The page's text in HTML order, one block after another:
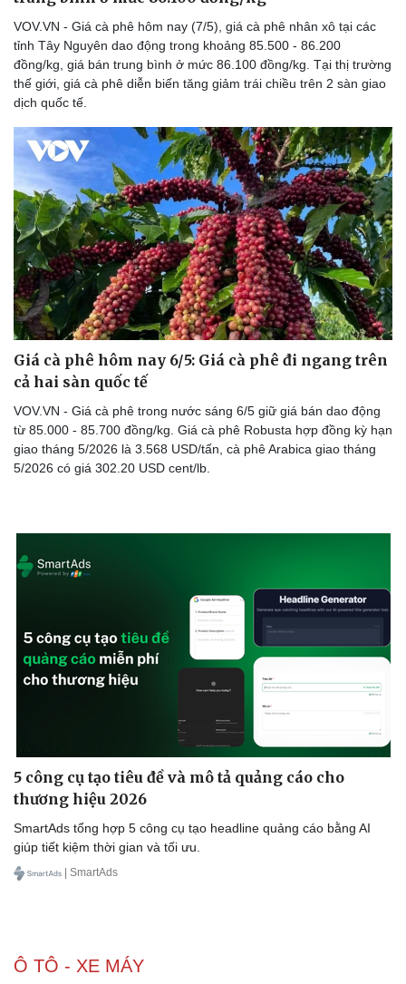
Doanh nghiệp
Thông tin doanh nghiệp
Doanh nghiệp 24h
Doanh nhân
Vì cộng đồng
Công nghệ
Tin Công nghệ
Trải nghiệm
Chuyển đổi số
VOV.VN - Giá cà phê hôm nay (7/5), giá cà phê nhân xô tại các
tỉnh Tây Nguyên dao động trong khoảng 85.500 - 86.200
đồng/kg, giá bán trung bình ở mức 86.100 đồng/kg. Tại thị trường
thế giới, giá cà phê diễn biến tăng giảm trái chiều trên 2 sàn giao
dịch quốc tế.
Giá cà phê hôm nay 6/5: Giá cà phê đi ngang trên
cả hai sàn quốc tế
VOV.VN - Giá cà phê trong nước sáng 6/5 giữ giá bán dao động
từ 85.000 - 85.700 đồng/kg. Giá cà phê Robusta hợp đồng kỳ hạn
giao tháng 5/2026 là 3.568 USD/tấn, cà phê Arabica giao tháng
5/2026 có giá 302.20 USD cent/lb.
5 công cụ tạo tiêu đề và mô tả quảng cáo cho
thương hiệu 2026
SmartAds tổng hợp 5 công cụ tạo headline quảng cáo bằng AI
giúp tiết kiệm thời gian và tối ưu.
| SmartAds
Ô TÔ - XE MÁY